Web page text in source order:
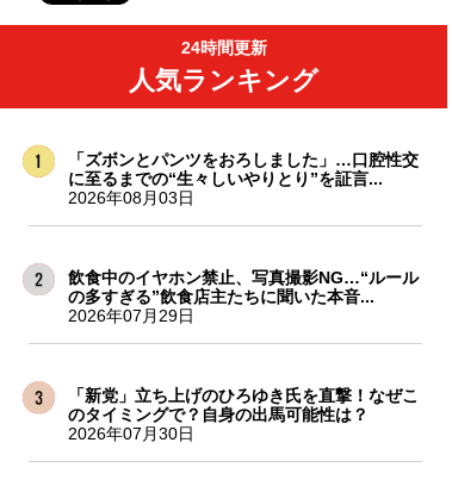
24時間更新
人気ランキング
「ズボンとパンツをおろしました」…口腔性交
に至るまでの“生々しいやりとり”を証言...
2026年08月03日
飲食中のイヤホン禁止、写真撮影NG…“ルール
の多すぎる”飲食店主たちに聞いた本音...
2026年07月29日
「新党」立ち上げのひろゆき氏を直撃！なぜこ
のタイミングで？自身の出馬可能性は？
2026年07月30日